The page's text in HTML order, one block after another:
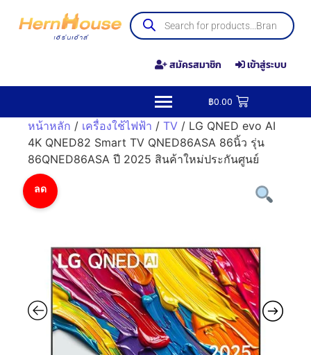
สมัครสมาชิก เข้าสู่ระบบ
฿0.00
หน้าหลัก / เครื่องใช้ไฟฟ้า / TV / LG QNED evo AI
4K QNED82 Smart TV QNED86ASA 86นิ้ว รุ่น
86QNED86ASA ปี 2025 สินค้าใหม่ประกันศูนย์
ลด